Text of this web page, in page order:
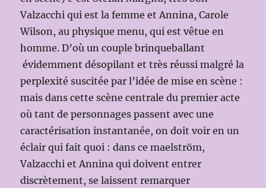
Valzacchi qui est la femme et Annina, Carole
Wilson, au physique menu, qui est vêtue en
homme. D’où un couple brinqueballant
évidemment désopilant et très réussi malgré la
perplexité suscitée par l’idée de mise en scène :
mais dans cette scène centrale du premier acte
où tant de personnages passent avec une
caractérisation instantanée, on doit voir en un
éclair qui fait quoi : dans ce maelström,
Valzacchi et Annina qui doivent entrer
discrètement, se laissent remarquer